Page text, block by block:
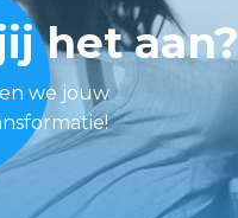
het aan?
we jouw